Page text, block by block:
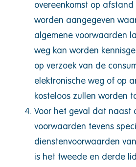
overeenkomst op
worden aangegeven
algemene voorwaarden
weg kan worden
op verzoek van de
elektronische weg of op
kosteloos zullen worden
Voor het geval dat naast
voorwaarden tevens
dienstenvoorwaarden
is het tweede en derde